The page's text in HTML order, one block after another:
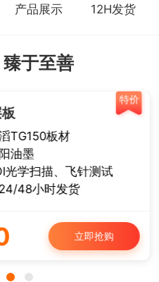
产品展示 12H发货
于至善
特价
TG150板材
油墨
光学扫描、飞针测试
48小时发货
立即抢购